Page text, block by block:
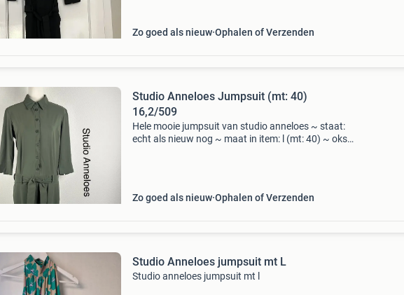
Zo goed als nieuw Ophalen of Verzenden
Studio Anneloes Jumpsuit (mt: 40)
16,2/509
Hele mooie jumpsuit van studio anneloes ~ staat:
echt als nieuw nog ~ maat in item: l (mt: 40) ~ oksel
Zo goed als nieuw Ophalen of Verzenden
Studio Anneloes jumpsuit mt L
Studio anneloes jumpsuit mt l